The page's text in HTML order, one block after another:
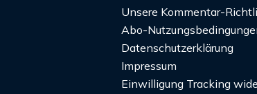
Unsere Kommentar-
Abo-
Datenschutzerklärung
Impressum
Einwilligung Tracking